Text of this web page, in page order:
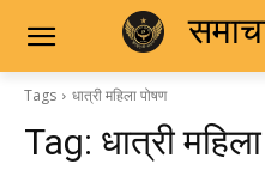
Tags धात्री महिला पोषण
Tag: धात्री